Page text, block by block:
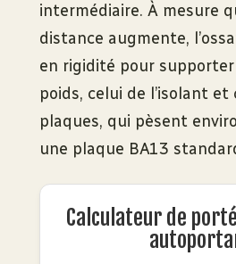
intermédiaire. À mesure
distance augmente,
en rigidité pour
poids, celui de l’isolant et
plaques, qui pèsent
une plaque BA13
Calculateur de